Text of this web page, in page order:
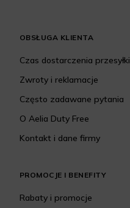
OBSŁUGA KLIENTA
Czas dostarczenia przesyłki
Zwroty i reklamacje
Często zadawane pytania
O Aelia Duty Free
Kontakt i dane firmy
PROMOCJE I BENEFITY
Rabaty i promocje